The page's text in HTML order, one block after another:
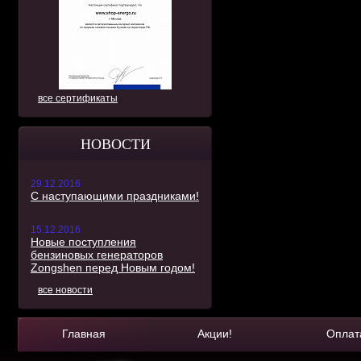
все сертификаты
НОВОСТИ
29.12.2016
С наступающими праздниками!
15.12.2016
Новые поступления
бензиновых генераторов
Zongshen перед Новым годом!
все новости
Главная Акции!